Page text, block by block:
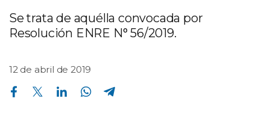
Se trata de aquélla convocada por
Resolución ENRE N° 56/2019.
12 de abril de 2019
Compartir en Facebook Compartir en Twitter Compartir en Linkedin Compartir en Whatsapp